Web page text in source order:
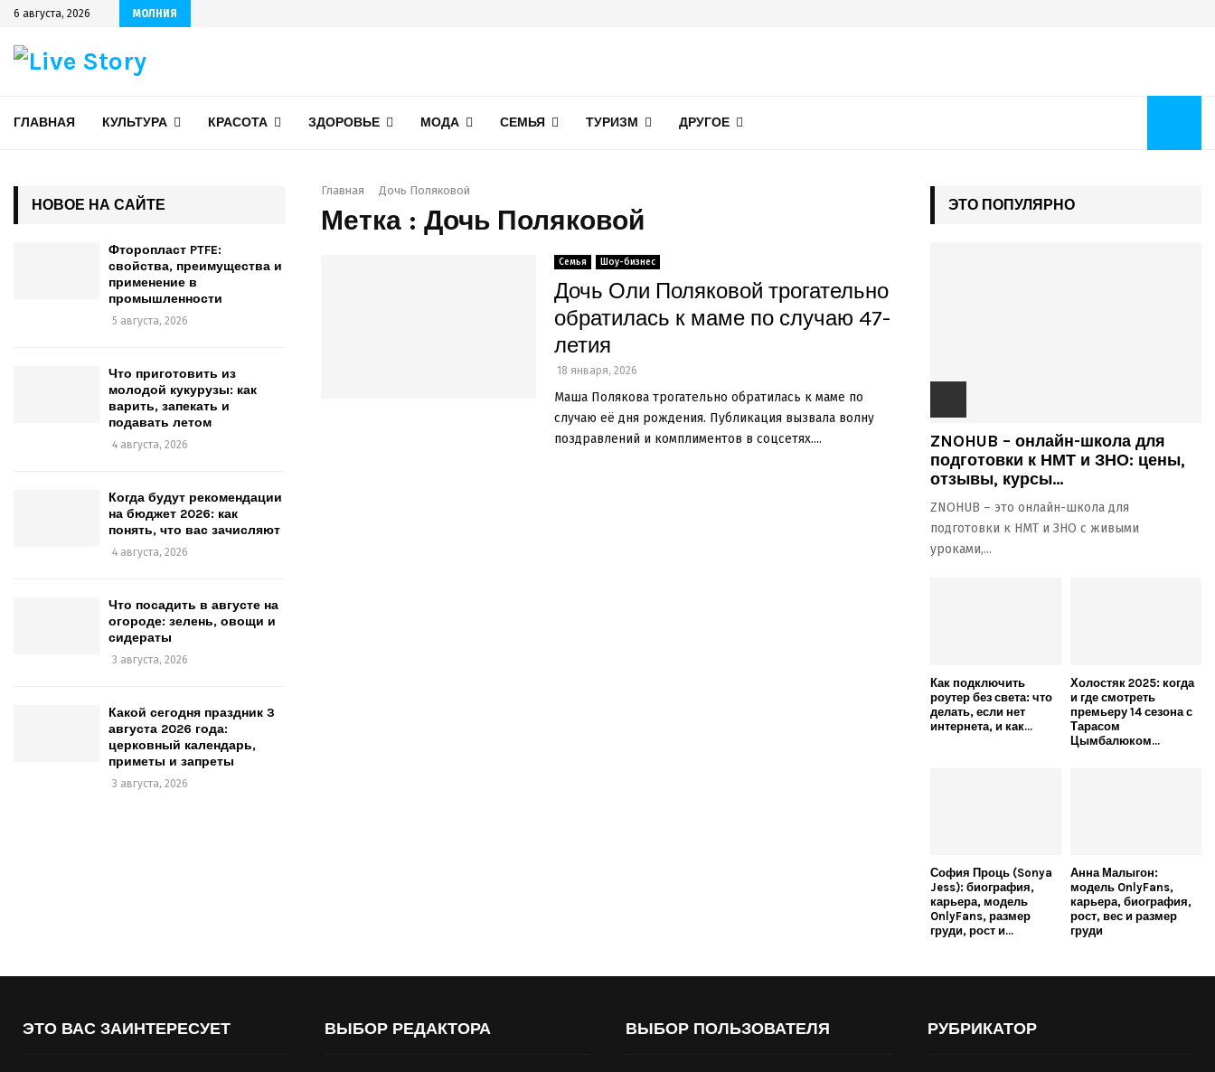
6 августа, 2026 МОЛНИЯ
ГЛАВНАЯ КУЛЬТУРА КРАСОТА ЗДОРОВЬЕ МОДА СЕМЬЯ ТУРИЗМ ДРУГОЕ
Главная Дочь Поляковой
Метка : Дочь Поляковой
Семья Шоу-бизнес
Дочь Оли Поляковой трогательно
обратилась к маме по случаю 47-
летия
18 января, 2026
Маша Полякова трогательно обратилась к маме по
случаю её дня рождения. Публикация вызвала волну
поздравлений и комплиментов в соцсетях....
НОВОЕ НА САЙТЕ
Фторопласт PTFE:
свойства, преимущества и
применение в
промышленности
5 августа, 2026
Что приготовить из
молодой кукурузы: как
варить, запекать и
подавать летом
4 августа, 2026
Когда будут рекомендации
на бюджет 2026: как
понять, что вас зачисляют
4 августа, 2026
Что посадить в августе на
огороде: зелень, овощи и
сидераты
3 августа, 2026
Какой сегодня праздник 3
августа 2026 года:
церковный календарь,
приметы и запреты
3 августа, 2026
ЭТО ПОПУЛЯРНО
ZNOHUB – онлайн-школа для
подготовки к НМТ и ЗНО: цены,
отзывы, курсы...
ZNOHUB – это онлайн-школа для
подготовки к НМТ и ЗНО с живыми
уроками,...
Как подключить
роутер без света: что
делать, если нет
интернета, и как...
Холостяк 2025: когда
и где смотреть
премьеру 14 сезона с
Тарасом
Цымбалюком...
София Проць (Sonya
Jess): биография,
карьера, модель
OnlyFans, размер
груди, рост и...
Анна Малыгон:
модель OnlyFans,
карьера, биография,
рост, вес и размер
груди
ЭТО ВАС ЗАИНТЕРЕСУЕТ ВЫБОР РЕДАКТОРА ВЫБОР ПОЛЬЗОВАТЕЛЯ РУБРИКАТОР